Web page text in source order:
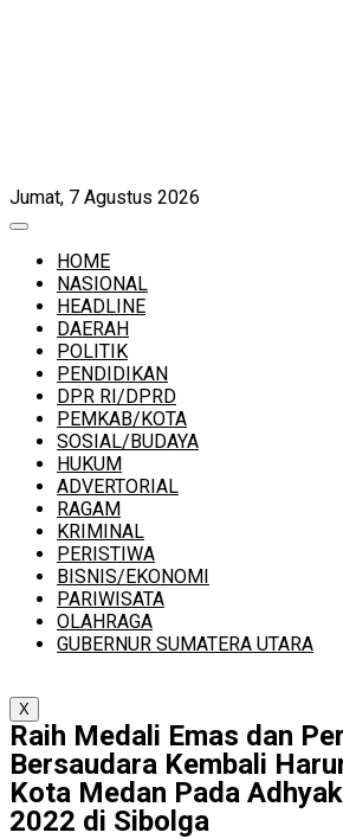
Jumat, 7 Agustus 2026
HOME
NASIONAL
HEADLINE
DAERAH
POLITIK
PENDIDIKAN
DPR RI/DPRD
PEMKAB/KOTA
SOSIAL/BUDAYA
HUKUM
ADVERTORIAL
RAGAM
KRIMINAL
PERISTIWA
BISNIS/EKONOMI
PARIWISATA
OLAHRAGA
GUBERNUR SUMATERA UTARA
X
Raih Medali Emas dan
Bersaudara Kembali
Kota Medan Pada
2022 di Sibolga